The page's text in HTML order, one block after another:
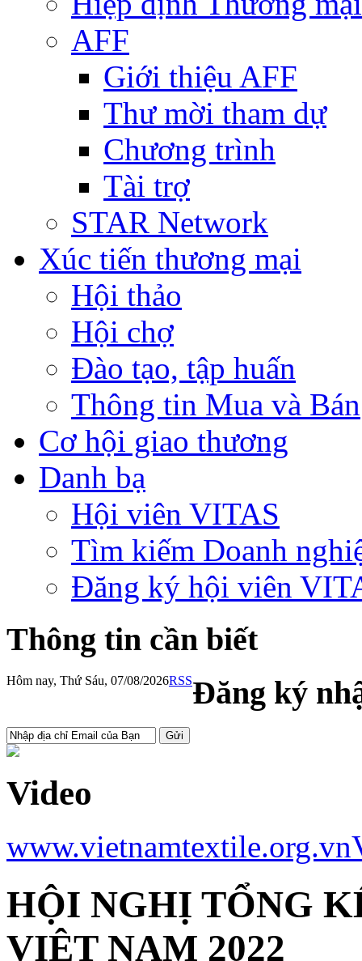
AFF
Giới thiệu AFF
Thư mời tham dự
Chương trình
Tài trợ
STAR Network
Xúc tiến thương mại
Hội thảo
Hội chợ
Đào tạo, tập huấn
Thông tin Mua và Bán
Cơ hội giao thương
Danh bạ
Hội viên VITAS
Tìm kiếm Doanh
Đăng ký hội viên
Thông tin cần biết
Hôm nay, Thứ Sáu, 07/08/2026RSSĐăng ký
Video
www.vietnamtextile.org.vn
HỘI NGHỊ TỔNG
VIỆT NAM 2022